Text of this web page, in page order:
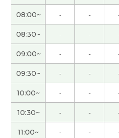
谢谢老师。 下次见。
谢谢老师。 下次见。
我和家人一起去冲绳县旅游
比较紧张。听得懂就放心了
谢谢您的课。再看见您我非
间、我担心了不能受您的课
考试、可是我会继续学习中
08:00~ - -
08:30~ - -
09:00~ - -
09:30~ - -
10:00~ - -
10:30~ - -
11:00~ - -